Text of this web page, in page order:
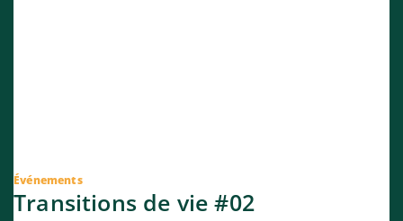
Événements
Transitions de vie #02